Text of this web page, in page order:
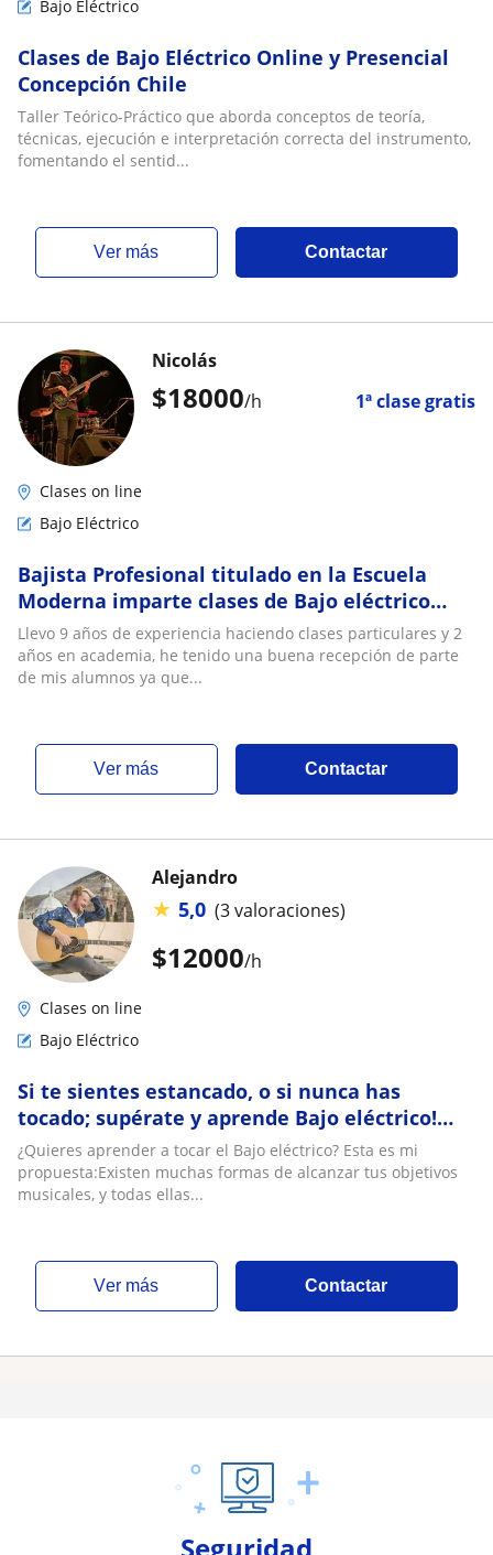
Bajo Eléctrico
Clases de Bajo Eléctrico Online y Presencial
Concepción Chile
Taller Teórico-Práctico que aborda conceptos de teoría,
técnicas, ejecución e interpretación correcta del instrumento,
fomentando el sentid...
ver más Contactar
$18000/h 1ª clase gratis
Nicolás
Clases on line
Bajo Eléctrico
Bajista Profesional titulado en la Escuela
Moderna imparte clases de Bajo eléctrico
nivel medio y principiante
Llevo 9 años de experiencia haciendo clases particulares y 2
años en academia, he tenido una buena recepción de parte
de mis alumnos ya que...
ver más Contactar
$12000/h
Alejandro
★ 5,0 (3 valoraciones)
Clases on line
Bajo Eléctrico
Si te sientes estancado, o si nunca has
tocado; supérate y aprende Bajo eléctrico!
Desde tu casa, modalidad virtual
¿Quieres aprender a tocar el Bajo eléctrico? Esta es mi
propuesta:Existen muchas formas de alcanzar tus objetivos
musicales, y todas ellas...
ver más Contactar